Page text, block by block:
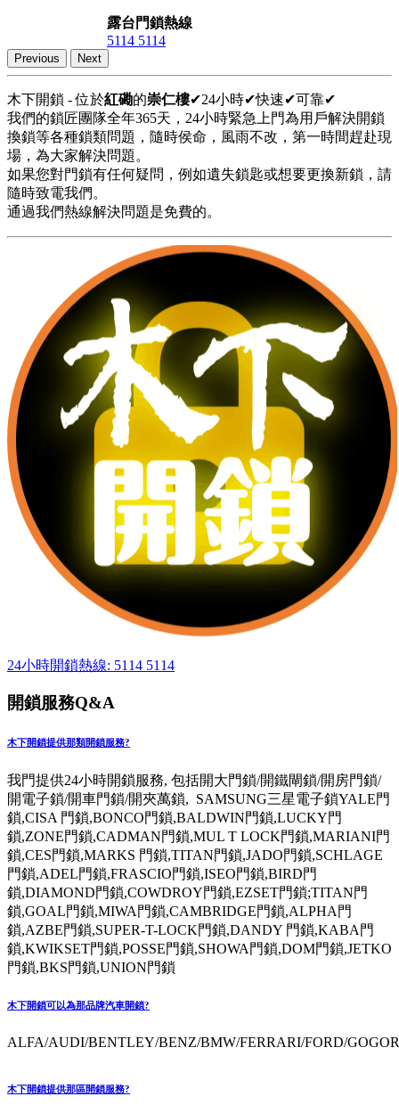
露台門鎖熱線
5114 5114
Previous Next
木下開鎖 - 位於紅磡的崇仁樓✔24小時✔快速✔可靠✔
我們的鎖匠團隊全年365天，24小時緊急上門為用戶解決開鎖
換鎖等各種鎖類問題，隨時侯命，風雨不改，第一時間趕赴現
場，為大家解決問題。
如果您對門鎖有任何疑問，例如遺失鎖匙或想要更換新鎖，請
隨時致電我們。
通過我們熱線解決問題是免費的。
24小時開鎖熱線: 5114 5114
開鎖服務Q&A
木下開鎖提供那類開鎖服務?
我門提供24小時開鎖服務, 包括開大門鎖/開鐵閘鎖/開房門鎖/
開電子鎖/開車門鎖/開夾萬鎖, SAMSUNG三星電子鎖YALE門
鎖,CISA 門鎖,BONCO門鎖,BALDWIN門鎖,LUCKY門
鎖,ZONE門鎖,CADMAN門鎖,MUL T LOCK門鎖,MARIANI門
鎖,CES門鎖,MARKS 門鎖,TITAN門鎖,JADO門鎖,SCHLAGE
門鎖,ADEL門鎖,FRASCIO門鎖,ISEO門鎖,BIRD門
鎖,DIAMOND門鎖,COWDROY門鎖,EZSET門鎖;TITAN門
鎖,GOAL門鎖,MIWA門鎖,CAMBRIDGE門鎖,ALPHA門
鎖,AZBE門鎖,SUPER-T-LOCK門鎖,DANDY 門鎖,KABA門
鎖,KWIKSET門鎖,POSSE門鎖,SHOWA門鎖,DOM門鎖,JETKO
門鎖,BKS門鎖,UNION門鎖
木下開鎖可以為那品牌汽車開鎖?
ALFA/AUDI/BENTLEY/BENZ/BMW/FERRARI/FORD/
木下開鎖提供那區開鎖服務?